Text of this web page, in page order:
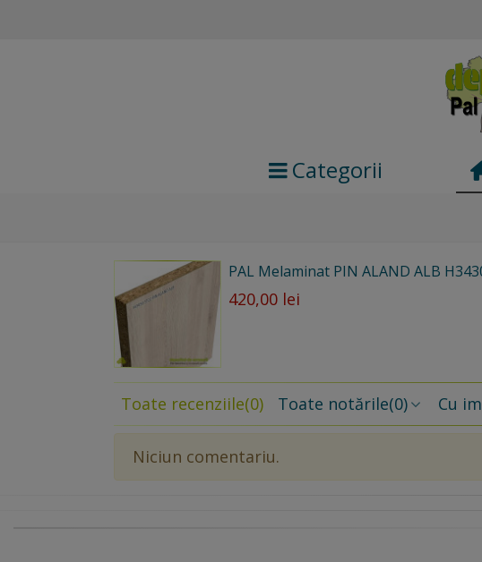
Categorii
PAL Melaminat PIN ALAND ALB
420,00 lei
Toate recenziile(0) Toate notările(0) Cu
Niciun comentariu.